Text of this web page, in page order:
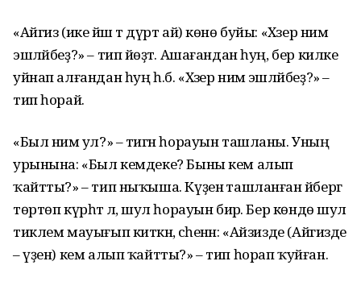
«Айгиз (ике йәш тә дүрт ай) көнө буйы: «Хәзер нимә
эшләйбеҙ?» – тип йөҙәтә. Ашағандан һуң, бер килке
уйнап алғандан һуң һ.б. «Хәзер нимә эшләйбеҙ?» –
тип һорай.
«Был нимә ул?» – тигән һорауын ташланы. Уның
урынына: «Был кемдеке? Быны кем алып
ҡайтты?» – тип ныҡыша. Күҙенә ташланған әйбергә
төртөп күрһәтә лә, шул һорауын бирә. Бер көндө шул
тиклем мауығып киткән, әсәһенән: «Айзизде (Айгизде
– үҙен) кем алып ҡайтты?» – тип һорап ҡуйған.